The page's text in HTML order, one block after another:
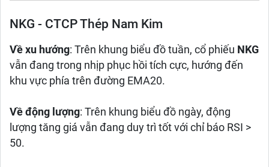
NKG - CTCP Thép Nam Kim
Về xu hướng: Trên khung biểu đồ tuần, cổ phiếu NKG
vẫn đang trong nhịp phục hồi tích cực, hướng đến
khu vực phía trên đường EMA20.
Về động lượng: Trên khung biểu đồ ngày, động
lượng tăng giá vẫn đang duy trì tốt với chỉ báo RSI >
50.